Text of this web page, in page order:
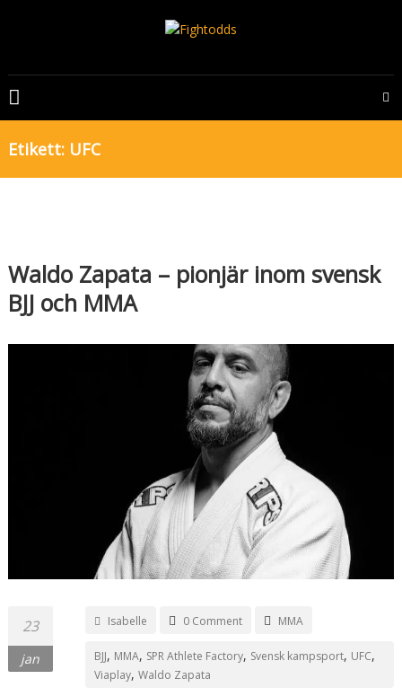
FIGHTODDS
UFC
MMA
tips,
Etikett: UFC
Waldo Zapata – pionjär inom svensk
BJJ och MMA
23
jan
Isabelle 0 Comment MMA
BJJ, MMA, SPR Athlete Factory, Svensk kampsport, UFC,
Viaplay, Waldo Zapata